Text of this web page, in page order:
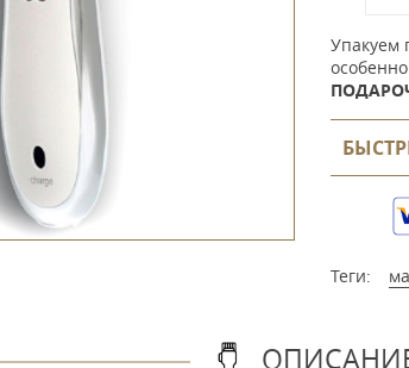
Упакуем
Теги: